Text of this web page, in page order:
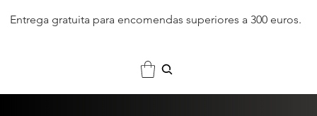
Entrega gratuita para encomendas superiores a 300 euros.